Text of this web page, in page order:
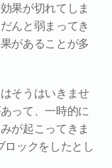
果が切れてしま
んと弱まってき
があることが多
そうはいきませ
って、一時的に
が起こってきま
ロックをしたとし